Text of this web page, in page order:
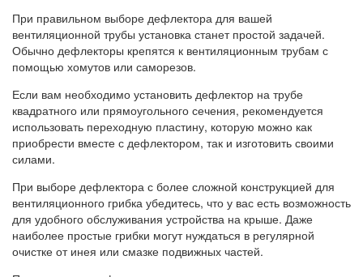
При правильном выборе дефлектора для вашей
вентиляционной трубы установка станет простой задачей.
Обычно дефлекторы крепятся к вентиляционным трубам с
помощью хомутов или саморезов.
Если вам необходимо установить дефлектор на трубе
квадратного или прямоугольного сечения, рекомендуется
использовать переходную пластину, которую можно как
приобрести вместе с дефлектором, так и изготовить своими
силами.
При выборе дефлектора с более сложной конструкцией для
вентиляционного грибка убедитесь, что у вас есть возможность
для удобного обслуживания устройства на крыше. Даже
наиболее простые грибки могут нуждаться в регулярной
очистке от инея или смазке подвижных частей.